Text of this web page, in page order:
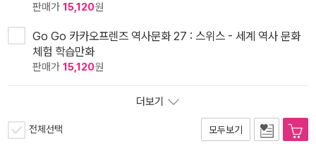
판매가 15,120원
Go Go 카카오프렌즈 역사문화 27 : 스위스 - 세계 역사 문화
체험 학습만화
판매가 15,120원
더보기
전체선택 모두보기